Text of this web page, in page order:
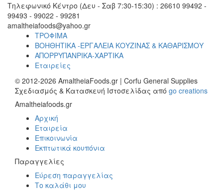
Τηλεφωνικό Κέντρο (Δευ - Σαβ 7:30-15:30) : 26610 99492 -
99493 - 99022 - 99281
amaltheiafoods@yahoo.gr
ΤΡΟΦΙΜΑ
ΒΟΗΘΗΤΙΚΑ -ΕΡΓΑΛΕΙΑ ΚΟΥΖΙΝΑΣ & ΚΑΘΑΡΙΣΜΟΥ
ΑΠΟΡΡΥΠΑΝΡΙΚΑ-ΧΑΡΤΙΚΑ
Εταιρείες
© 2012-2026 AmaltheiaFoods.gr | Corfu General Supplies
Σχεδιασμός & Κατασκευή Ιστοσελίδας από go creations
Amaltheiafoods.gr
Αρχική
Εταιρεία
Επικοινωνία
Εκπτωτικά κουπόνια
Παραγγελίες
Εύρεση παραγγελίας
Το καλάθι μου